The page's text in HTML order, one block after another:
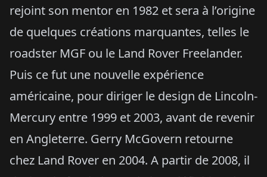
rejoint son mentor en 1982 et sera à l’origine
de quelques créations marquantes, telles le
roadster MGF ou le Land Rover Freelander.
Puis ce fut une nouvelle expérience
américaine, pour diriger le design de Lincoln-
Mercury entre 1999 et 2003, avant de revenir
en Angleterre. Gerry McGovern retourne
chez Land Rover en 2004. A partir de 2008, il